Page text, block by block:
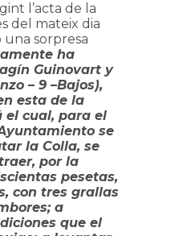
l’acta de la
del mateix dia
sorpresa
ha
Guinovart y
– 9 –Bajos),
esta de la
el cual, para el
se
la Colla, se
por la
pesetas,
con tres grallas
a
que el